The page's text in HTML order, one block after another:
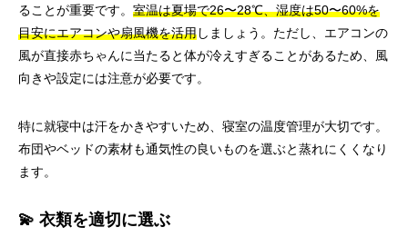
ることが重要です。 室温は夏場で26〜28℃、湿度は50〜60%を
目安にエアコンや扇風機を活用しましょう。ただし、エアコンの
風が直接赤ちゃんに当たると体が冷えすぎることがあるため、風
向きや設定には注意が必要です。
特に就寝中は汗をかきやすいため、寝室の温度管理が大切です。
布団やベッドの素材も通気性の良いものを選ぶと蒸れにくくなり
ます。
💫 衣類を適切に選ぶ